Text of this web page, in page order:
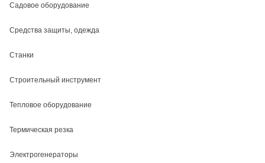
Садовое оборудование
Средства защиты, одежда
Станки
Строительный инструмент
Тепловое оборудование
Термическая резка
Электрогенераторы